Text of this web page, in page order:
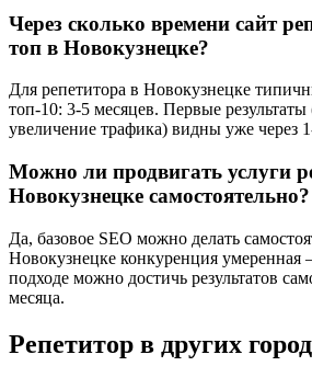
Через сколько времени сайт
топ в Новокузнецке?
Для репетитора в Новокузнецке
топ-10: 3-5 месяцев. Первые
увеличение трафика) видны уже через
Можно ли продвигать услуги
Новокузнецке самостоятельно?
Да, базовое SEO можно делать
Новокузнецке конкуренция
подходе можно достичь результатов
месяца.
Репетитор в других